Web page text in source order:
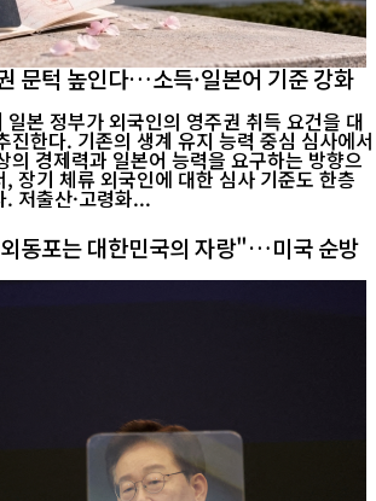
문턱 높인다…소득·일본어 기준 강화
본 정부가 외국인의 영주권 취득 요건을 대
진한다. 기존의 생계 유지 능력 중심 심사에서
의 경제력과 일본어 능력을 요구하는 방향으
장기 체류 외국인에 대한 심사 기준도 한층
저출산·고령화...
동포는 대한민국의 자랑"…미국 순방